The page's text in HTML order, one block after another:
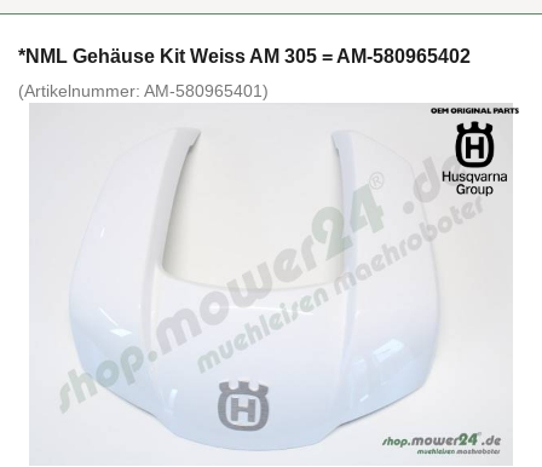
*NML Ge­häu­se Kit Weiss AM 305 = AM-​580965402
(Ar­ti­kel­num­mer: AM-​580965401)